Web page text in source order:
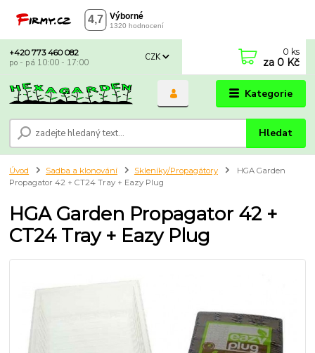
Kategorie
CZK
Hledat
+420 773 460 082
po - pá 10:00 - 17:00
0 ks
za 0 Kč
Úvod Sadba a klonování Skleníky/Propagátory
HGA Garden
Propagator 42 + CT24 Tray + Eazy Plug
HGA Garden Propagator 42 +
CT24 Tray + Eazy Plug